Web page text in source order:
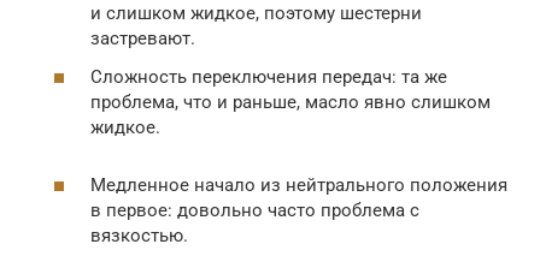
и слишком жидкое, поэтому шестерни
застревают.
Сложность переключения передач: та же
проблема, что и раньше, масло явно слишком
жидкое.
Медленное начало из нейтрального положения
в первое: довольно часто проблема с
вязкостью.